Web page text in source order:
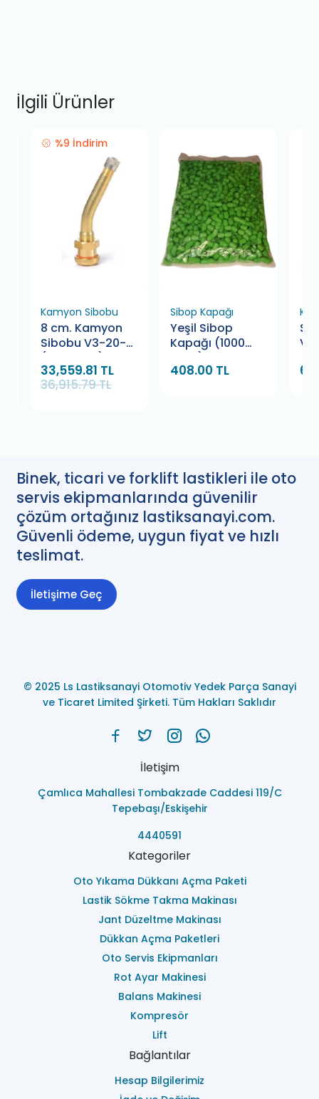
İlgili Ürünler
%9 İndirim
Kamyon Sibobu
8 cm. Kamyon
Sibobu V3-20-7
(500 Adet)
33,559.81 TL
36,915.79 TL
Sibop Kapağı
Yeşil Sibop
Kapağı (1000
Adet)
408.00 TL
Binek, ticari ve forklift lastikleri ile oto
servis ekipmanlarında güvenilir
çözüm ortağınız lastiksanayi.com.
Güvenli ödeme, uygun fiyat ve hızlı
teslimat.
İletişime Geç
© 2025 Ls Lastiksanayi Otomotiv Yedek Parça Sanayi
ve Ticaret Limited Şirketi. Tüm Hakları Saklıdır
İletişim
Çamlıca Mahallesi Tombakzade Caddesi 119/C
Tepebaşı/Eskişehir
4440591
Kategoriler
Oto Yıkama Dükkanı Açma Paketi
Lastik Sökme Takma Makinası
Jant Düzeltme Makinası
Dükkan Açma Paketleri
Oto Servis Ekipmanları
Rot Ayar Makinesi
Balans Makinesi
Kompresör
Lift
Bağlantılar
Hesap Bilgilerimiz